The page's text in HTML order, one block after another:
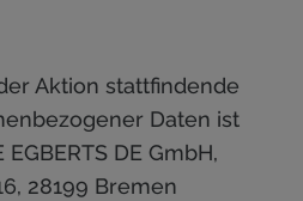
Aktion stattfindende
Daten ist
DE GmbH,
28199 Bremen